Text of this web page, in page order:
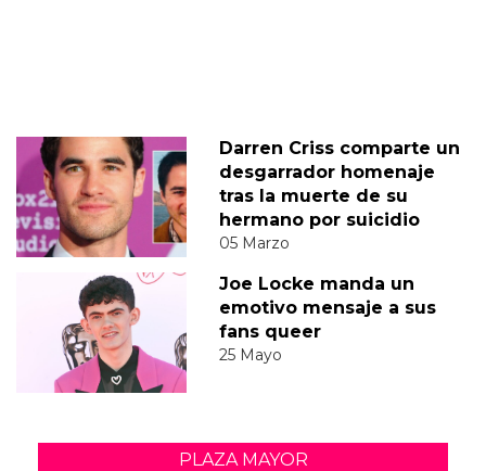
Darren Criss comparte un
desgarrador homenaje
tras la muerte de su
hermano por suicidio
05 Marzo
Joe Locke manda un
emotivo mensaje a sus
fans queer
25 Mayo
PLAZA MAYOR